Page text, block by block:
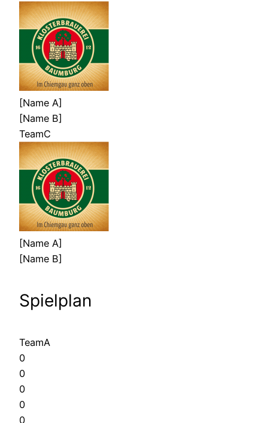
[Name A]
[Name B]
TeamC
[Name A]
[Name B]
Spielplan
TeamA
0
0
0
0
0